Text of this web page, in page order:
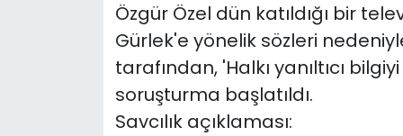
Özgür Özel dün katıldığı bir
Gürlek'e yönelik sözleri
tarafından, 'Halkı yanıltıcı
soruşturma başlatıldı.
Savcılık açıklaması: